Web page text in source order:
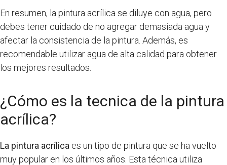
En resumen, la pintura acrílica se diluye con agua, pero
debes tener cuidado de no agregar demasiada agua y
afectar la consistencia de la pintura. Además, es
recomendable utilizar agua de alta calidad para obtener
los mejores resultados.
¿Cómo es la tecnica de la pintura
acrílica?
La pintura acrílica es un tipo de pintura que se ha vuelto
muy popular en los últimos años. Esta técnica utiliza